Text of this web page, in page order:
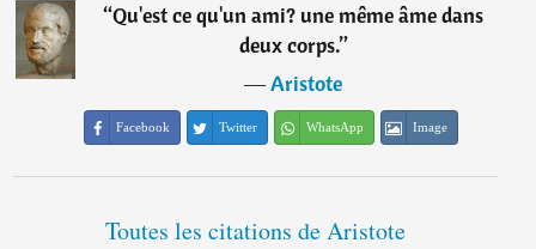
“Qu'est ce qu'un ami? une même âme dans
deux corps.”
―Aristote
Facebook Twitter WhatsApp Image
Toutes les citations de Aristote